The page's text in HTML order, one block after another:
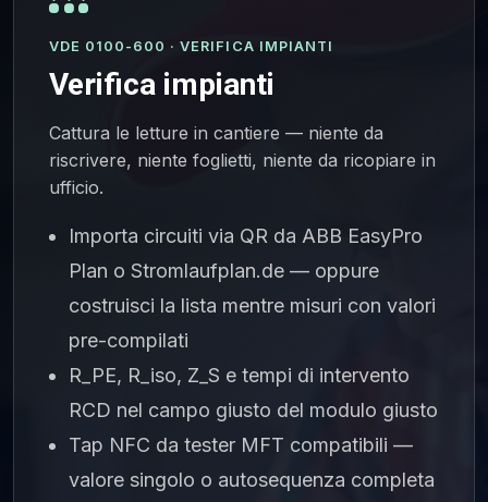
VDE 0100-600 · VERIFICA IMPIANTI
Verifica impianti
Cattura le letture in cantiere — niente da
riscrivere, niente foglietti, niente da ricopiare in
ufficio.
Importa circuiti via QR da ABB EasyPro
Plan o Stromlaufplan.de — oppure
costruisci la lista mentre misuri con valori
pre-compilati
R_PE, R_iso, Z_S e tempi di intervento
RCD nel campo giusto del modulo giusto
Tap NFC da tester MFT compatibili —
valore singolo o autosequenza completa